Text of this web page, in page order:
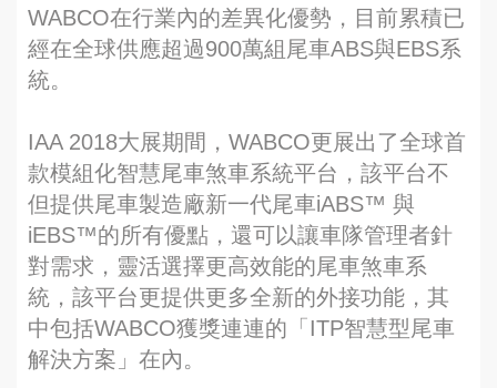
WABCO在行業內的差異化優勢，目前累積已
經在全球供應超過900萬組尾車ABS與EBS系
統。
IAA 2018大展期間，WABCO更展出了全球首
款模組化智慧尾車煞車系統平台，該平台不
但提供尾車製造廠新一代尾車iABS™ 與
iEBS™的所有優點，還可以讓車隊管理者針
對需求，靈活選擇更高效能的尾車煞車系
統，該平台更提供更多全新的外接功能，其
中包括WABCO獲獎連連的「ITP智慧型尾車
解決方案」在內。